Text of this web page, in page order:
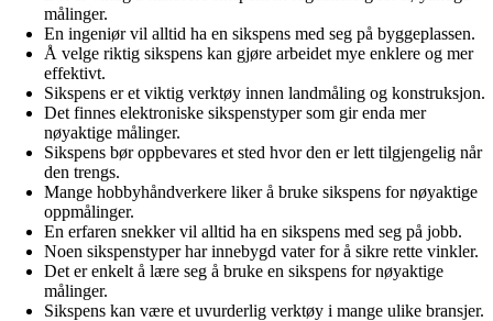
målinger.
En ingeniør vil alltid ha en sikspens med seg på byggeplassen.
Å velge riktig sikspens kan gjøre arbeidet mye enklere og mer
effektivt.
Sikspens er et viktig verktøy innen landmåling og konstruksjon.
Det finnes elektroniske sikspenstyper som gir enda mer
nøyaktige målinger.
Sikspens bør oppbevares et sted hvor den er lett tilgjengelig når
den trengs.
Mange hobbyhåndverkere liker å bruke sikspens for nøyaktige
oppmålinger.
En erfaren snekker vil alltid ha en sikspens med seg på jobb.
Noen sikspenstyper har innebygd vater for å sikre rette vinkler.
Det er enkelt å lære seg å bruke en sikspens for nøyaktige
målinger.
Sikspens kan være et uvurderlig verktøy i mange ulike bransjer.